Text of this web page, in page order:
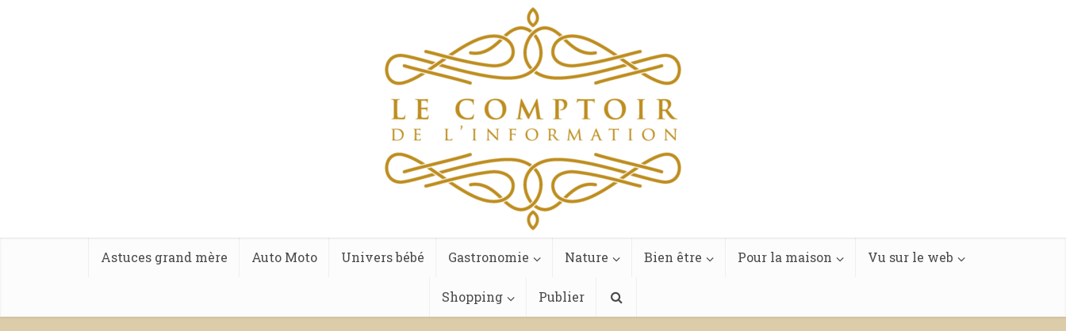
Astuces grand mère Auto Moto Univers bébé Gastronomie Nature Bien être Pour la maison Vu sur le web
Shopping Publier